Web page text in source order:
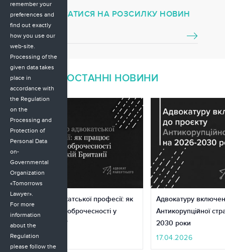
ПІДПИСАТИСЯ НА РОЗСИЛКУ НОВИН
ОСТАННІ НОВИНИ
Доступ до адвокатської професії: як
працює оцінка доброчесності у
Великій Британії
22.05.2026
Адвокатуру
Антикорупційної
2030 роки
17.04.2026
remember your
preferences and
find out exactly
how you use our
web-site.
Processing of the
given data takes
place in
accordance with
the Regulation
on the
Processing and
Protection of
Personal Data
on-
Governmental
Organization
«Tomorrows
Lawyer».
For more
information
about the
Regulation
please follow the